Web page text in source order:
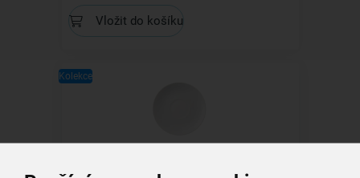
Vložit do košíku
Kolekce